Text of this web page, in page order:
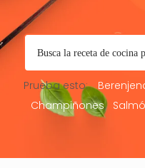
Prueba esto:
Champiñones